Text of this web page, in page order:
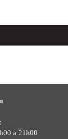
a 21h00